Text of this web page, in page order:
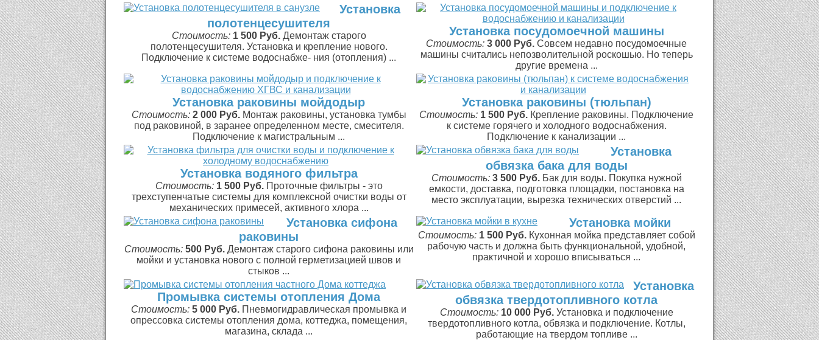
Установка
полотенцесушителя
Стоимость: 1 500 Руб. Демонтаж старого
полотенцесушителя. Установка и крепление нового.
Подключение к системе водоснабже- ния (отопления) ...
Установка посудомоечной машины
Стоимость: 3 000 Руб. Совсем недавно посудомоечные
машины считались непозволительной роскошью. Но теперь
другие времена ...
Установка раковины мойдодыр
Стоимость: 2 000 Руб. Монтаж раковины, установка тумбы
под раковиной, в заранее определенном месте, смесителя.
Подключение к магистральным ...
Установка раковины (тюльпан)
Стоимость: 1 500 Руб. Крепление раковины. Подключение
к системе горячего и холодного водоснабжения.
Подключение к канализации ...
Установка водяного фильтра
Стоимость: 1 500 Руб. Проточные фильтры - это
трехступенчатые системы для комплексной очистки воды от
механических примесей, активного хлора ...
Установка
обвязка бака для воды
Стоимость: 3 500 Руб. Бак для воды. Покупка нужной
емкости, доставка, подготовка площадки, постановка на
место эксплуатации, вырезка технических отверстий ...
Установка сифона
раковины
Стоимость: 500 Руб. Демонтаж старого сифона раковины или
мойки и установка нового с полной герметизацией швов и
стыков ...
Установка мойки
Стоимость: 1 500 Руб. Кухонная мойка представляет собой
рабочую часть и должна быть функциональной, удобной,
практичной и хорошо вписываться ...
Промывка системы отопления Дома
Стоимость: 5 000 Руб. Пневмогидравлическая промывка и
опрессовка системы отопления дома, коттеджа, помещения,
магазина, склада ...
Установка
обвязка твердотопливного котла
Стоимость: 10 000 Руб. Установка и подключение
твердотопливного котла, обвязка и подключение. Котлы,
работающие на твердом топливе ...